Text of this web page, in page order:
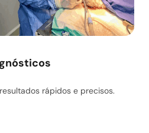
rápidos e precisos.